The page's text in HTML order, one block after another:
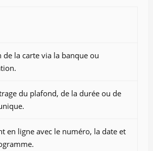
de la carte via la banque ou
du plafond, de la durée ou de
en ligne avec le numéro, la date et